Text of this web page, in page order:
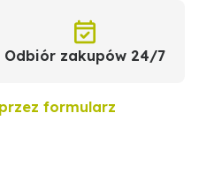
Odbiór zakupów 24/7
formularz